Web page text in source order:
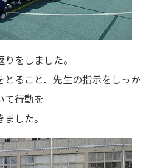
をしました。
ること、先生の指示をしっか
て行動を
した。